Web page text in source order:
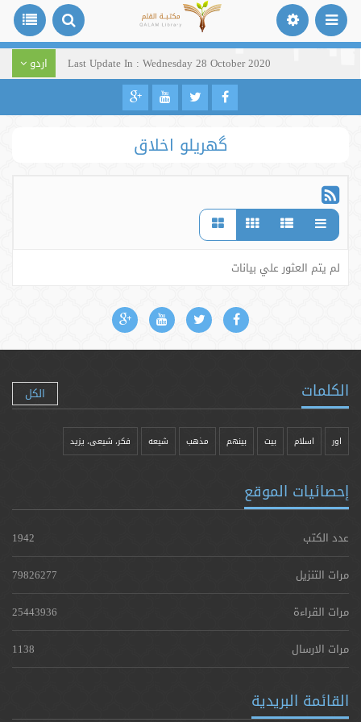
Last Update In : Wednesday 28 October 2020 اردو
گھریلو اخلاق
لم يتم العثور علي بيانات
الكلمات الكل
اور اسلام بیت بينهم مذهب شيعه فکر، شیعی، یزيد
إحصائيات الموقع
عدد الكتب
1942
مرات التنزيل
79826277
مرات القراءة
25443936
مرات الارسال
1138
القائمة البريدية